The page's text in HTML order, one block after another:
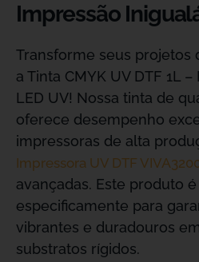
Impressão
Transforme seus projetos
a Tinta CMYK UV DTF 1L
LED UV! Nossa tinta de
oferece desempenho
impressoras de alta
Impressora UV DTF
avançadas. Este produto
especificamente para
vibrantes e duradouros
substratos rígidos.